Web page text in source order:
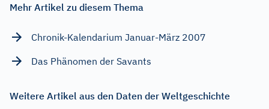
Mehr Artikel zu diesem Thema
Chronik-Kalendarium Januar-März 2007
Das Phänomen der Savants
Weitere Artikel aus den Daten der Weltgeschichte